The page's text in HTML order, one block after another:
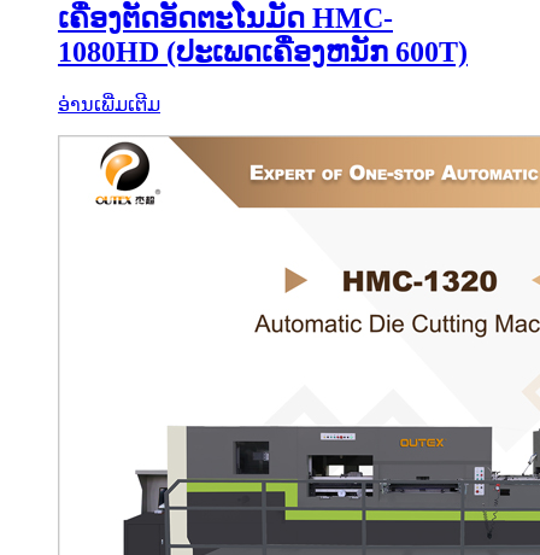
ເຄື່ອງຕັດອັດຕະໂນມັດ HMC-
1080HD (ປະເພດເຄື່ອງຫນັກ 600T)
ອ່ານເພີ່ມເຕີມ